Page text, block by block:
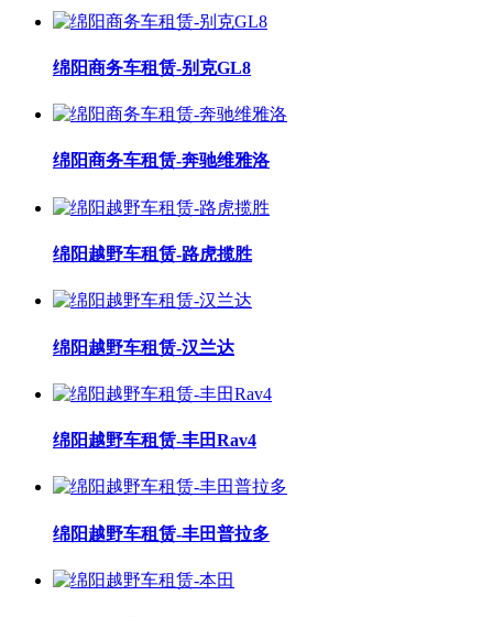
绵阳商务车租赁-别克GL8
绵阳商务车租赁-奔驰维雅洛
绵阳越野车租赁-路虎揽胜
绵阳越野车租赁-汉兰达
绵阳越野车租赁-丰田Rav4
绵阳越野车租赁-丰田普拉多